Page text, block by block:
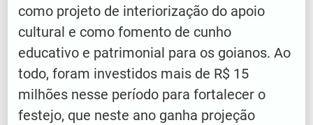
como projeto de interiorização do apoio
cultural e como fomento de cunho
educativo e patrimonial para os goianos. Ao
todo, foram investidos mais de R$ 15
milhões nesse período para fortalecer o
festejo, que neste ano ganha projeção